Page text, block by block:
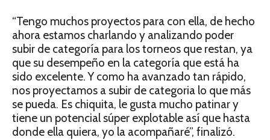
“Tengo muchos proyectos para con ella, de hecho
ahora estamos charlando y analizando poder
subir de categoría para los torneos que restan, ya
que su desempeño en la categoría que está ha
sido excelente. Y como ha avanzado tan rápido,
nos proyectamos a subir de categoria lo que más
se pueda. Es chiquita, le gusta mucho patinar y
tiene un potencial súper explotable así que hasta
donde ella quiera, yo la acompañaré”, finalizó.